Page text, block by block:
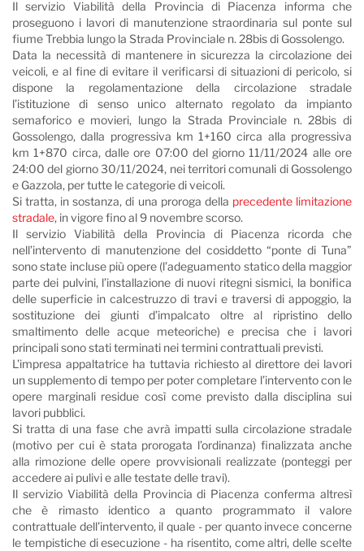
Il servizio Viabilità della Provincia di Piacenza informa che
proseguono i lavori di manutenzione straordinaria sul ponte sul
fiume Trebbia lungo la Strada Provinciale n. 28bis di Gossolengo.
Data la necessità di mantenere in sicurezza la circolazione dei
veicoli, e al fine di evitare il verificarsi di situazioni di pericolo, si
dispone la regolamentazione della circolazione stradale
l’istituzione di senso unico alternato regolato da impianto
semaforico e movieri, lungo la Strada Provinciale n. 28bis di
Gossolengo, dalla progressiva km 1+160 circa alla progressiva
km 1+870 circa, dalle ore 07:00 del giorno 11/11/2024 alle ore
24:00 del giorno 30/11/2024, nei territori comunali di Gossolengo
e Gazzola, per tutte le categorie di veicoli.
Si tratta, in sostanza, di una proroga della precedente limitazione
stradale, in vigore fino al 9 novembre scorso.
Il servizio Viabilità della Provincia di Piacenza ricorda che
nell’intervento di manutenzione del cosiddetto “ponte di Tuna”
sono state incluse più opere (l’adeguamento statico della maggior
parte dei pulvini, l’installazione di nuovi ritegni sismici, la bonifica
delle superficie in calcestruzzo di travi e traversi di appoggio, la
sostituzione dei giunti d’impalcato oltre al ripristino dello
smaltimento delle acque meteoriche) e precisa che i lavori
principali sono stati terminati nei termini contrattuali previsti.
L’impresa appaltatrice ha tuttavia richiesto al direttore dei lavori
un supplemento di tempo per poter completare l’intervento con le
opere marginali residue così come previsto dalla disciplina sui
lavori pubblici.
Si tratta di una fase che avrà impatti sulla circolazione stradale
(motivo per cui è stata prorogata l’ordinanza) finalizzata anche
alla rimozione delle opere provvisionali realizzate (ponteggi per
accedere ai pulivi e alle testate delle travi).
Il servizio Viabilità della Provincia di Piacenza conferma altresì
che è rimasto identico a quanto programmato il valore
contrattuale dell’intervento, il quale - per quanto invece concerne
le tempistiche di esecuzione - ha risentito, come altri, delle scelte